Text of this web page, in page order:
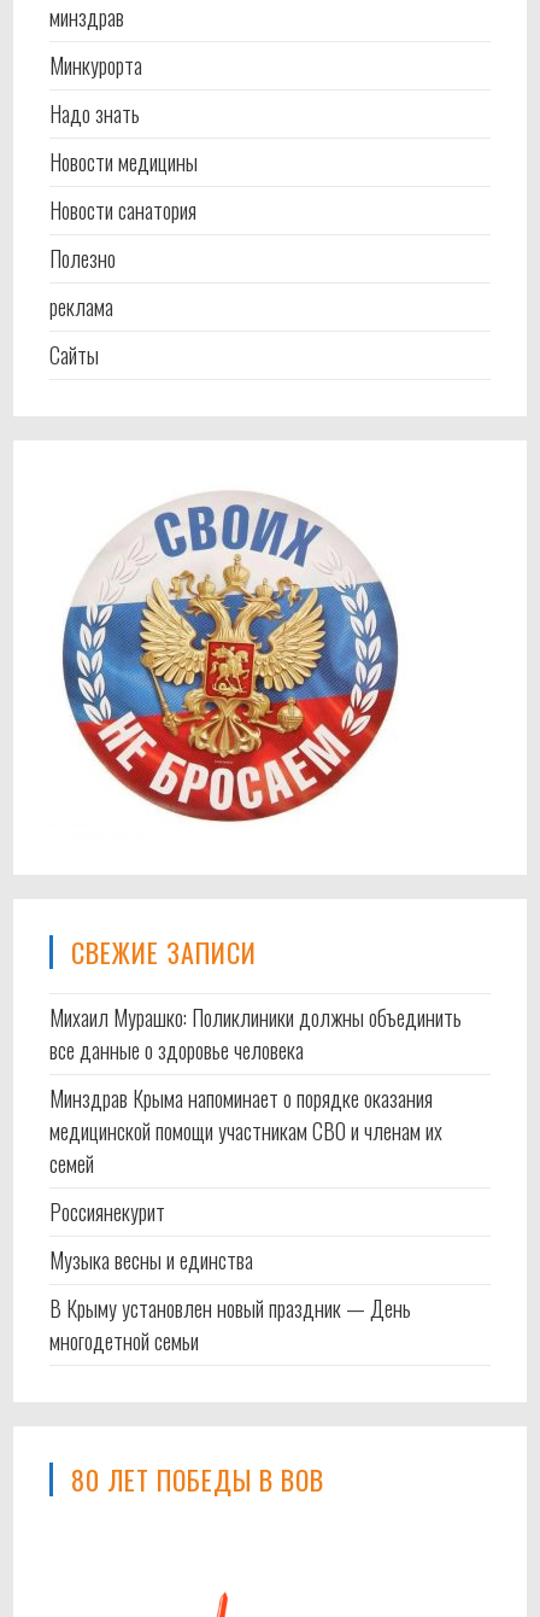
минздрав
Минкурорта
Надо знать
Новости медицины
Новости санатория
Полезно
реклама
Сайты
СВЕЖИЕ ЗАПИСИ
Михаил Мурашко: Поликлиники должны объединить
все данные о здоровье человека
Минздрав Крыма напоминает о порядке оказания
медицинской помощи участникам СВО и членам их
семей
Россиянекурит
Музыка весны и единства
В Крыму установлен новый праздник — День
многодетной семьи
80 ЛЕТ ПОБЕДЫ В ВОВ